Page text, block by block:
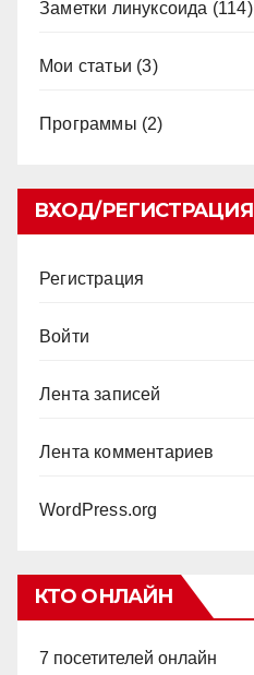
Заметки линуксоида (114)
Мои статьи (3)
Программы (2)
ВХОД/РЕГИСТРАЦИЯ
Регистрация
Войти
Лента записей
Лента комментариев
WordPress.org
КТО ОНЛАЙН
7 посетителей онлайн